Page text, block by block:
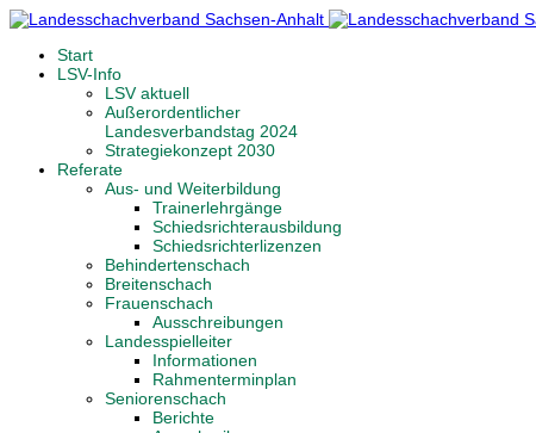
Start
LSV-Info
LSV aktuell
Außerordentlicher
Landesverbandstag 2024
Strategiekonzept 2030
Referate
Aus- und Weiterbildung
Trainerlehrgänge
Schiedsrichterausbildung
Schiedsrichterlizenzen
Behindertenschach
Breitenschach
Frauenschach
Ausschreibungen
Landesspielleiter
Informationen
Rahmenterminplan
Seniorenschach
Berichte